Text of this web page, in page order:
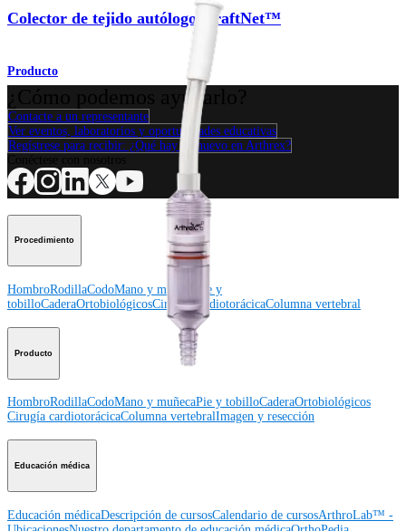
Colector de tejido autólogo GraftNet™
Producto
¿Cómo podemos ayudarlo?
Contacte a un representante
Ver eventos, laboratorios y oportunidades educativas
Regístrese para recibir: ¿Qué hay de nuevo en Arthrex?
Procedimiento
HombroRodillaCodoMano y muñeca
Pie y
tobilloCaderaOrtobiológicosCirugía cardiotorácicaColumna vertebral
Producto
HombroRodillaCodoMano y muñecaPie y tobilloCaderaOrtobiológicos
Cirugía cardiotorácicaColumna vertebralImagen y resección
Educación médica
Educación médicaDescripción de cursosCalendario de cursosArthroLab™ -